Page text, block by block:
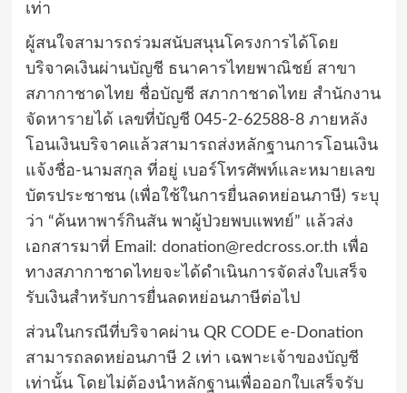
เท่า
ผู้สนใจสามารถร่วมสนับสนุนโครงการได้โดย
บริจาคเงินผ่านบัญชี ธนาคารไทยพาณิชย์ สาขา
สภากาชาดไทย ชื่อบัญชี สภากาชาดไทย สำนักงาน
จัดหารายได้ เลขที่บัญชี 045-2-62588-8 ภายหลัง
โอนเงินบริจาคแล้วสามารถส่งหลักฐานการโอนเงิน
แจ้งชื่อ-นามสกุล ที่อยู่ เบอร์โทรศัพท์และหมายเลข
บัตรประชาชน (เพื่อใช้ในการยื่นลดหย่อนภาษี) ระบุ
ว่า “ค้นหาพาร์กินสัน พาผู้ป่วยพบแพทย์” แล้วส่ง
เอกสารมาที่ Email: donation@redcross.or.th เพื่อ
ทางสภากาชาดไทยจะได้ดำเนินการจัดส่งใบเสร็จ
รับเงินสำหรับการยื่นลดหย่อนภาษีต่อไป
ส่วนในกรณีที่บริจาคผ่าน QR CODE e-Donation
สามารถลดหย่อนภาษี 2 เท่า เฉพาะเจ้าของบัญชี
เท่านั้น โดยไม่ต้องนำหลักฐานเพื่อออกใบเสร็จรับ